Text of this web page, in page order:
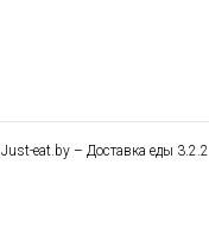
Just-eat.by – Доставка еды 3.2.2